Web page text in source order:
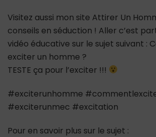
Visitez aussi mon site Attirer Un
conseils en séduction ! Aller c’est
vidéo éducative sur le sujet suivant :
exciter un homme ?
TESTE ça pour l’exciter !!!
#exciterunhomme
#exciterunmec #excitation
Pour en savoir plus sur le sujet :